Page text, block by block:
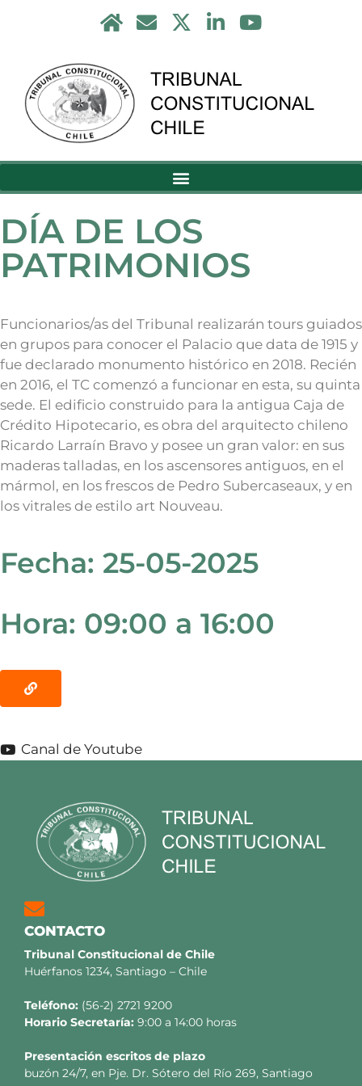
DÍA DE LOS
PATRIMONIOS
Funcionarios/as del Tribunal realizarán tours guiados
en grupos para conocer el Palacio que data de 1915 y
fue declarado monumento histórico en 2018. Recién
en 2016, el TC comenzó a funcionar en esta, su quinta
sede. El edificio construido para la antigua Caja de
Crédito Hipotecario, es obra del arquitecto chileno
Ricardo Larraín Bravo y posee un gran valor: en sus
maderas talladas, en los ascensores antiguos, en el
mármol, en los frescos de Pedro Subercaseaux, y en
los vitrales de estilo art Nouveau.
Fecha: 25-05-2025
Hora: 09:00 a 16:00
Canal de Youtube
CONTACTO
Tribunal Constitucional de Chile
Huérfanos 1234, Santiago – Chile
Teléfono: (56-2) 2721 9200
Horario Secretaría: 9:00 a 14:00 horas
Presentación escritos de plazo
buzón 24/7, en Pje. Dr. Sótero del Río 269, Santiago